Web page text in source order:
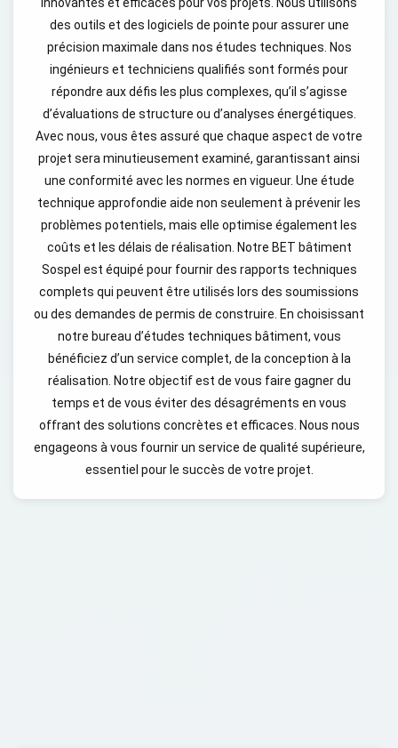
des outils et des logiciels de pointe pour assurer une
précision maximale dans nos études techniques. Nos
ingénieurs et techniciens qualifiés sont formés pour
répondre aux défis les plus complexes, qu’il s’agisse
d’évaluations de structure ou d’analyses énergétiques.
Avec nous, vous êtes assuré que chaque aspect de votre
projet sera minutieusement examiné, garantissant ainsi
une conformité avec les normes en vigueur. Une étude
technique approfondie aide non seulement à prévenir les
problèmes potentiels, mais elle optimise également les
coûts et les délais de réalisation. Notre BET bâtiment
Sospel est équipé pour fournir des rapports techniques
complets qui peuvent être utilisés lors des soumissions
ou des demandes de permis de construire. En choisissant
notre bureau d’études techniques bâtiment, vous
bénéficiez d’un service complet, de la conception à la
réalisation. Notre objectif est de vous faire gagner du
temps et de vous éviter des désagréments en vous
offrant des solutions concrètes et efficaces. Nous nous
engageons à vous fournir un service de qualité supérieure,
essentiel pour le succès de votre projet.